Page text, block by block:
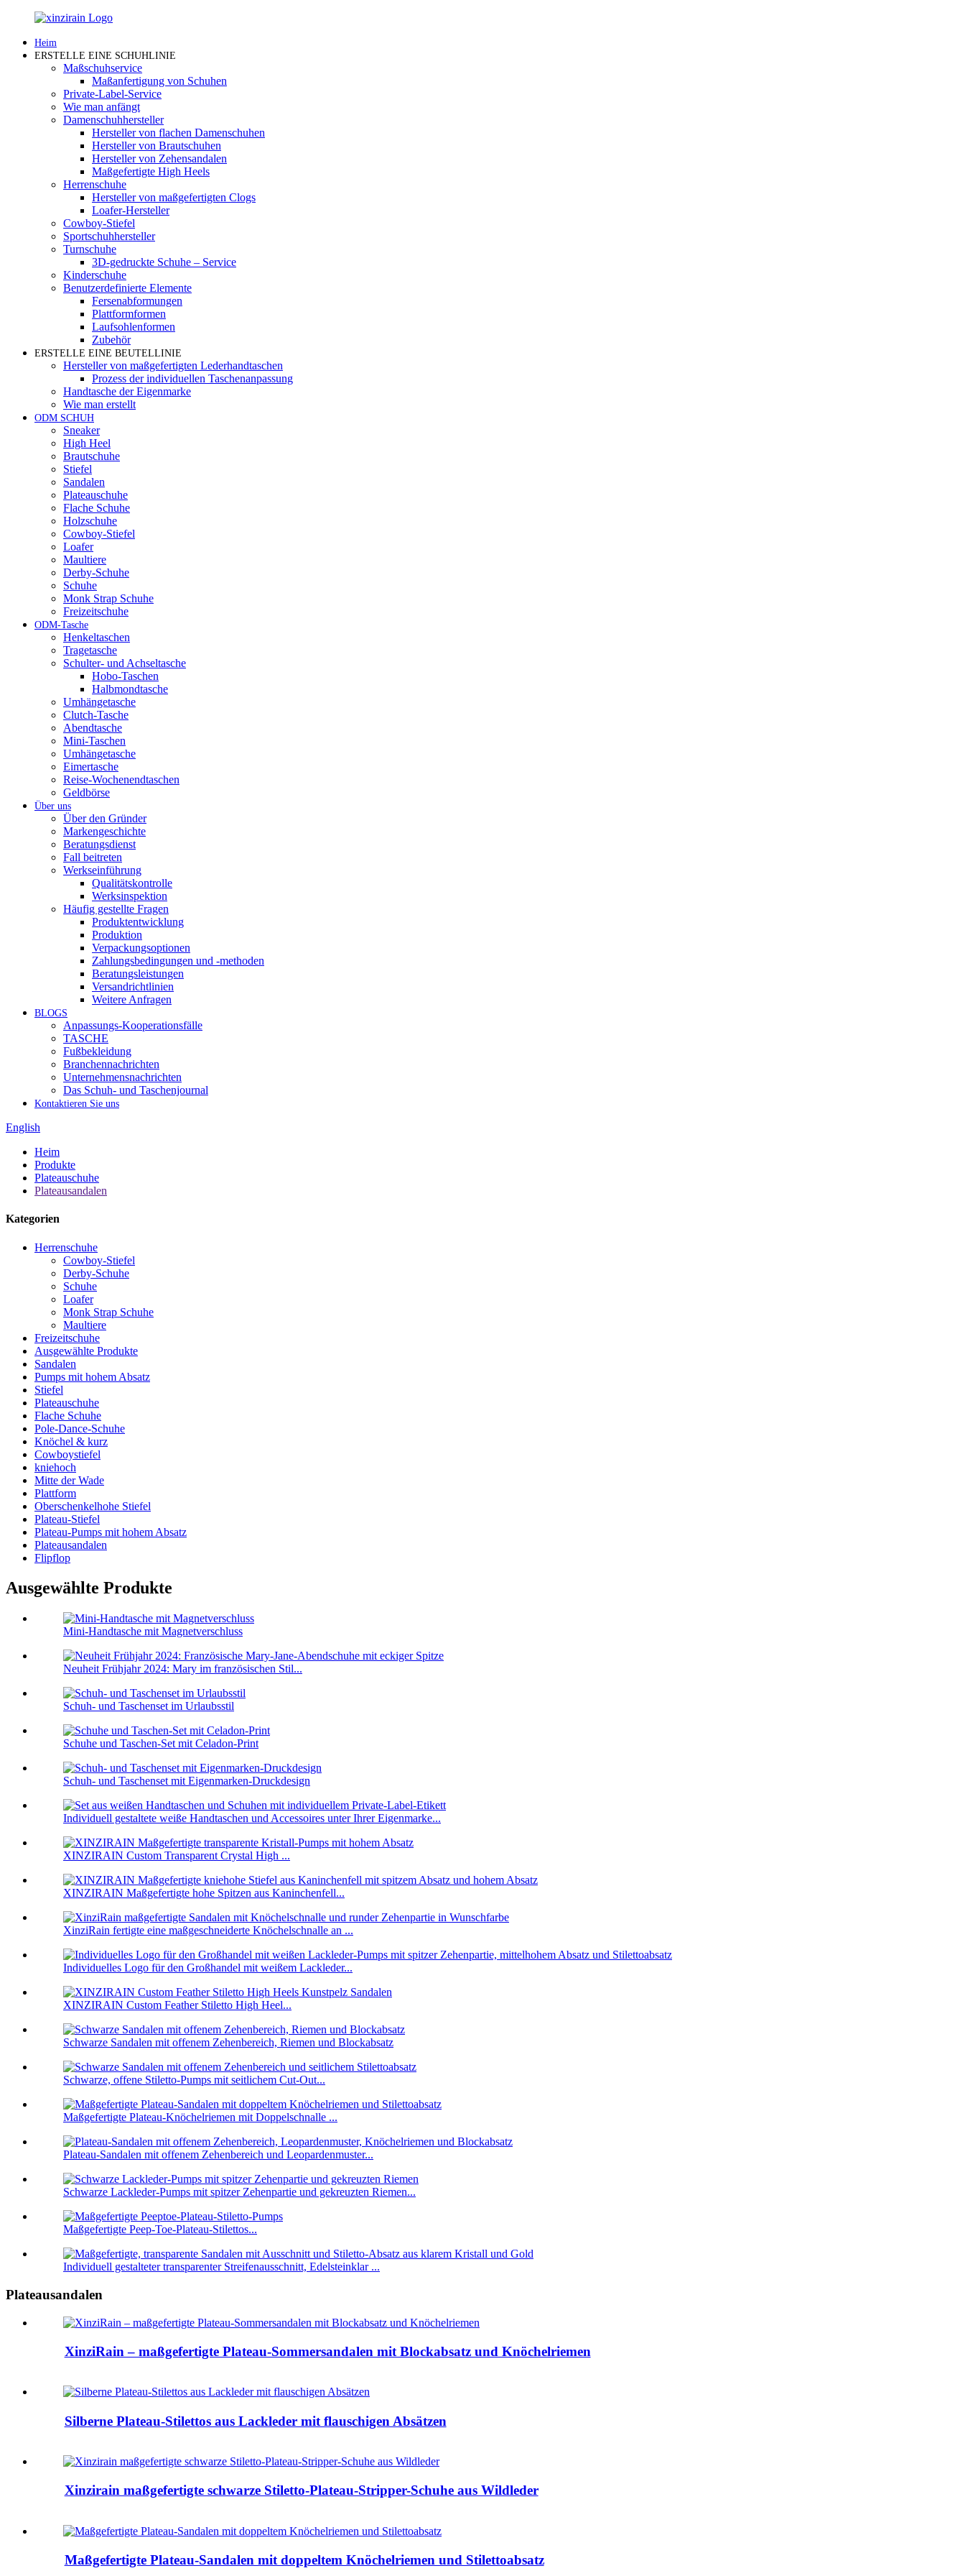
Heim
ERSTELLE EINE SCHUHLINIE
Maßschuhservice
Maßanfertigung von Schuhen
Private-Label-Service
Wie man anfängt
Damenschuhhersteller
Hersteller von flachen Damenschuhen
Hersteller von Brautschuhen
Hersteller von Zehensandalen
Maßgefertigte High Heels
Herrenschuhe
Hersteller von maßgefertigten Clogs
Loafer-Hersteller
Cowboy-Stiefel
Sportschuhhersteller
Turnschuhe
3D-gedruckte Schuhe – Service
Kinderschuhe
Benutzerdefinierte Elemente
Fersenabformungen
Plattformformen
Laufsohlenformen
Zubehör
ERSTELLE EINE BEUTELLINIE
Hersteller von maßgefertigten Lederhandtaschen
Prozess der individuellen Taschenanpassung
Handtasche der Eigenmarke
Wie man erstellt
ODM SCHUH
Sneaker
High Heel
Brautschuhe
Stiefel
Sandalen
Plateauschuhe
Flache Schuhe
Holzschuhe
Cowboy-Stiefel
Loafer
Maultiere
Derby-Schuhe
Schuhe
Monk Strap Schuhe
Freizeitschuhe
ODM-Tasche
Henkeltaschen
Tragetasche
Schulter- und Achseltasche
Hobo-Taschen
Halbmondtasche
Umhängetasche
Clutch-Tasche
Abendtasche
Mini-Taschen
Umhängetasche
Eimertasche
Reise-Wochenendtaschen
Geldbörse
Über uns
Über den Gründer
Markengeschichte
Beratungsdienst
Fall beitreten
Werkseinführung
Qualitätskontrolle
Werksinspektion
Häufig gestellte Fragen
Produktentwicklung
Produktion
Verpackungsoptionen
Zahlungsbedingungen und -methoden
Beratungsleistungen
Versandrichtlinien
Weitere Anfragen
BLOGS
Anpassungs-Kooperationsfälle
TASCHE
Fußbekleidung
Branchennachrichten
Unternehmensnachrichten
Das Schuh- und Taschenjournal
Kontaktieren Sie uns
English
Heim
Produkte
Plateauschuhe
Plateausandalen
Kategorien
Herrenschuhe
Cowboy-Stiefel
Derby-Schuhe
Schuhe
Loafer
Monk Strap Schuhe
Maultiere
Freizeitschuhe
Ausgewählte Produkte
Sandalen
Pumps mit hohem Absatz
Stiefel
Plateauschuhe
Flache Schuhe
Pole-Dance-Schuhe
Knöchel & kurz
Cowboystiefel
kniehoch
Mitte der Wade
Plattform
Oberschenkelhohe Stiefel
Plateau-Stiefel
Plateau-Pumps mit hohem Absatz
Plateausandalen
Flipflop
Ausgewählte Produkte
Mini-Handtasche mit Magnetverschluss
Neuheit Frühjahr 2024: Mary im französischen Stil...
Schuh- und Taschenset im Urlaubsstil
Schuhe und Taschen-Set mit Celadon-Print
Schuh- und Taschenset mit Eigenmarken-Druckdesign
Individuell gestaltete weiße Handtaschen und Accessoires unter Ihrer Eigenmarke...
XINZIRAIN Custom Transparent Crystal High ...
XINZIRAIN Maßgefertigte hohe Spitzen aus Kaninchenfell...
XinziRain fertigte eine maßgeschneiderte Knöchelschnalle an ...
Individuelles Logo für den Großhandel mit weißem Lackleder...
XINZIRAIN Custom Feather Stiletto High Heel...
Schwarze Sandalen mit offenem Zehenbereich, Riemen und Blockabsatz
Schwarze, offene Stiletto-Pumps mit seitlichem Cut-Out...
Maßgefertigte Plateau-Knöchelriemen mit Doppelschnalle ...
Plateau-Sandalen mit offenem Zehenbereich und Leopardenmuster...
Schwarze Lackleder-Pumps mit spitzer Zehenpartie und gekreuzten Riemen...
Maßgefertigte Peep-Toe-Plateau-Stilettos...
Individuell gestalteter transparenter Streifenausschnitt, Edelsteinklar ...
Plateausandalen
XinziRain – maßgefertigte Plateau-Sommersandalen mit Blockabsatz und Knöchelriemen
Silberne Plateau-Stilettos aus Lackleder mit flauschigen Absätzen
Xinzirain maßgefertigte schwarze Stiletto-Plateau-Stripper-Schuhe aus Wildleder
Maßgefertigte Plateau-Sandalen mit doppeltem Knöchelriemen und Stilettoabsatz